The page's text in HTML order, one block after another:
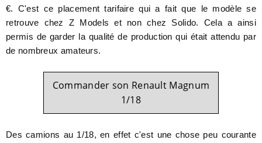
€. C'est ce placement tarifaire qui a fait que le modèle se
retrouve chez Z Models et non chez Solido. Cela a ainsi
permis de garder la qualité de production qui était attendu par
de nombreux amateurs.
Commander son Renault Magnum
1/18
Des camions au 1/18, en effet c'est une chose peu courante